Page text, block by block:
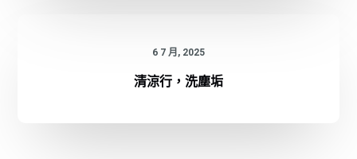
6 7 月, 2025
清涼行，洗塵垢